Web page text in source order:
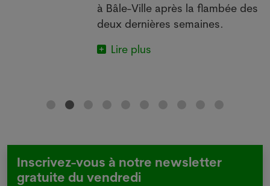
à Bâle-Ville après la flambée des
deux dernières semaines.
Lire plus
Inscrivez-vous à notre newsletter
gratuite du vendredi